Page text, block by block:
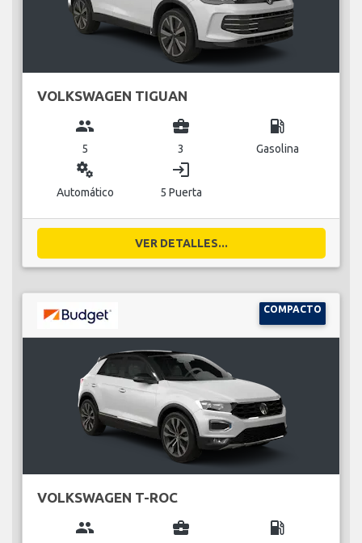
VOLKSWAGEN TIGUAN
group
5
business_center
3
local_gas_station
Gasolina
miscellaneous_services
Automático
login
5 Puerta
VER DETALLES...
COMPACTO
VOLKSWAGEN T-ROC
group business_center local_gas_station